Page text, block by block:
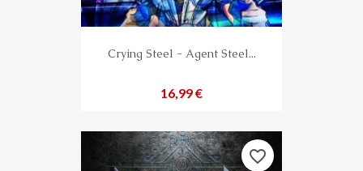
Crying Steel - Agent Steel...
Preis
16,99 €
favorite_border